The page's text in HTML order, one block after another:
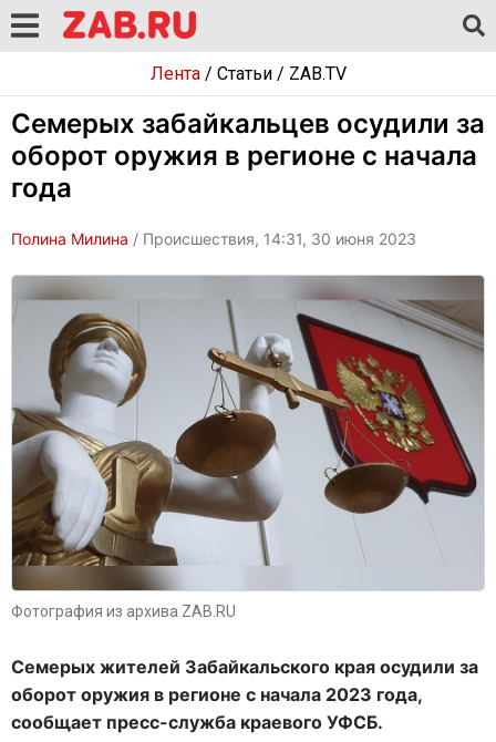
Лента/ Статьи/ ZAB.TV
Семерых забайкальцев осудили за
оборот оружия в регионе с начала
года
Полина Милина / Происшествия, 14:31, 30 июня 2023
Фотография из архива ZAB.RU
Семерых жителей Забайкальского края осудили за
оборот оружия в регионе с начала 2023 года,
сообщает пресс-служба краевого УФСБ.